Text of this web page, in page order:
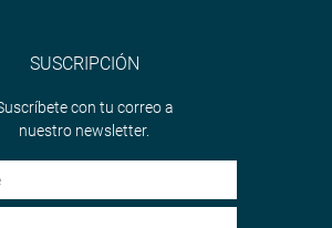
SUSCRIPCIÓN
con tu correo a
nuestro newsletter.